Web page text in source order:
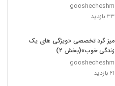
gooshecheshm
۳۳ بازدید
میز گرد تخصصی «ویژگی های یک
زندگی خوب»(بخش ۲)
gooshecheshm
۲۱ بازدید